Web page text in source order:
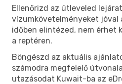
Ellenőrizd az útleveled
vízumkövetelményeket jóval
időben elintézed, nem érhet
a reptéren.
Böngészd az aktuális
számodra megfelelő
utazásodat Kuwait-ba az